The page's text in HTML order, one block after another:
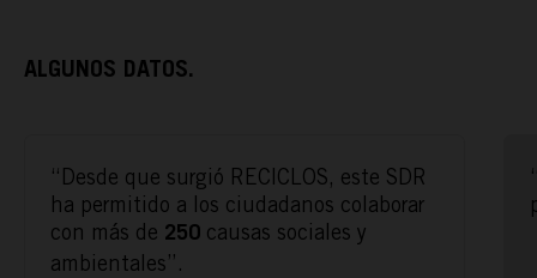
ACTÚA
ALGUNOS DATOS.
“Desde que surgió RECICLOS, este SDR
ha permitido a los ciudadanos colaborar
con más de 250 causas sociales y
ambientales”.